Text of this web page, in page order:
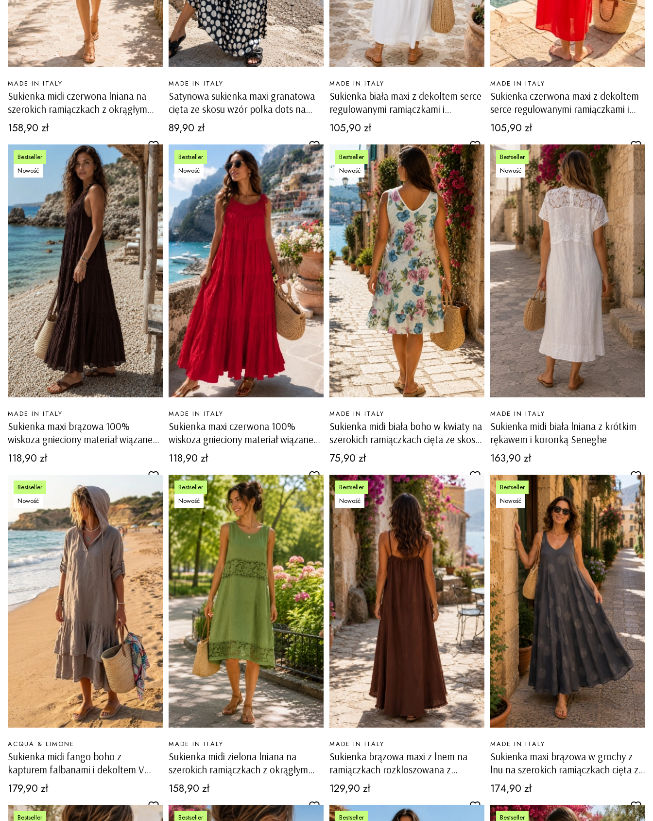
Sukienka midi czerwona lniana na
szerokich ramiączkach z okrągłym
dekoltem i ażurowymi wstawkami
Carovigno
PRODUCENT
MADE IN ITALY
Cena
158,90 zł
Satynowa sukienka maxi granatowa
cięta ze skosu wzór polka dots na
ramiączkach Oldenico
PRODUCENT
MADE IN ITALY
Cena
89,90 zł
Sukienka biała maxi z dekoltem serce
regulowanymi ramiączkami i
podszewką Toncola
PRODUCENT
MADE IN ITALY
Cena
105,90 zł
Sukienka czerwona maxi z dekoltem
serce regulowanymi ramiączkami i
podszewką Toncola
PRODUCENT
MADE IN ITALY
Cena
105,90 zł
Bestseller
Nowość
Sukienka maxi brązowa 100%
wiskoza gnieciony materiał wiązane
ramiączka luźny fason boho Rialto
PRODUCENT
MADE IN ITALY
Cena
118,90 zł
Bestseller
Nowość
Sukienka maxi czerwona 100%
wiskoza gnieciony materiał wiązane
ramiączka luźny fason boho Rialto
PRODUCENT
MADE IN ITALY
Cena
118,90 zł
Bestseller
Nowość
Sukienka midi biała boho w kwiaty na
szerokich ramiączkach cięta ze skosu
na lato Mascherino
PRODUCENT
MADE IN ITALY
Cena
75,90 zł
Bestseller
Nowość
Sukienka midi biała lniana z krótkim
rękawem i koronką Seneghe
PRODUCENT
MADE IN ITALY
Cena
163,90 zł
Bestseller
Nowość
Sukienka midi fango boho z
kapturem falbanami i dekoltem V
Lavaiano
PRODUCENT
ACQUA & LIMONE
Cena
179,90 zł
Bestseller
Nowość
Sukienka midi zielona lniana na
szerokich ramiączkach z okrągłym
dekoltem i ażurowymi wstawkami
Carovigno
PRODUCENT
MADE IN ITALY
Cena
158,90 zł
Bestseller
Nowość
Sukienka brązowa maxi z lnem na
ramiączkach rozkloszowana z
cekinami Alfianola
PRODUCENT
MADE IN ITALY
Cena
129,90 zł
Bestseller
Nowość
Sukienka maxi brązowa w grochy z
lnu na szerokich ramiączkach cięta ze
skosu Strambinello
PRODUCENT
MADE IN ITALY
Cena
174,90 zł
Bestseller Bestseller Bestseller Bestseller